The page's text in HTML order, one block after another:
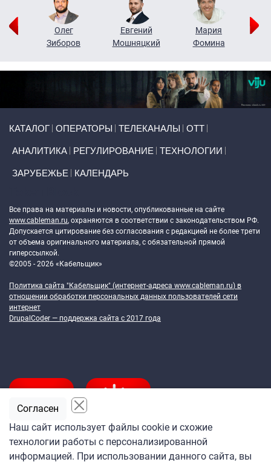
Олег
Зиборов
Евгений
Мошняцкий
Мария
Фомина
КАТАЛОГ ОПЕРАТОРЫ ТЕЛЕКАНАЛЫ ОТТ
АНАЛИТИКА РЕГУЛИРОВАНИЕ ТЕХНОЛОГИИ
ЗАРУБЕЖЬЕ КАЛЕНДАРЬ
Все права на материалы и новости, опубликованные на сайте
www.cableman.ru, охраняются в соответствии с законодательством РФ.
Допускается цитирование без согласования с редакцией не более трети
от объема оригинального материала, с обязательной прямой
гиперссылкой.
©2005 - 2026 «Кабельщик»
Политика сайта "Кабельщик" (интернет-адреса www.cableman.ru) в
отношении обработки персональных данных пользователей сети
интернет
DrupalCoder — поддержка сайта c 2017 года
Подпишитесь
Наш сайт использует файлы cookie и схожие
технологии работы с персонализированной
информацией. При использовании данного сайта, вы
Согласен